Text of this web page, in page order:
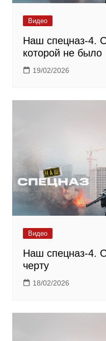
Видео
Наш спецназ-4.
которой не было
19/02/2026
Видео
Наш спецназ-4.
черту
18/02/2026